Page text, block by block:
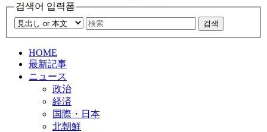
검색어 입력폼
검색
HOME
最新記事
ニュース
政治
経済
国際・日本
北朝鮮